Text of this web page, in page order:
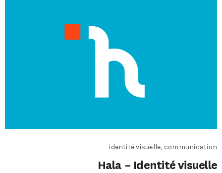
identité visuelle, communication
Hala – Identité visuelle